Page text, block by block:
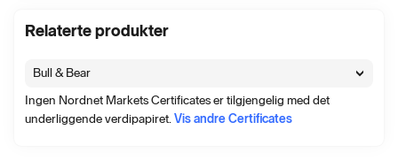
Relaterte produkter
Bull & Bear
Ingen Nordnet Markets Certificates er tilgjengelig med det
underliggende verdipapiret.Vis andre Certificates